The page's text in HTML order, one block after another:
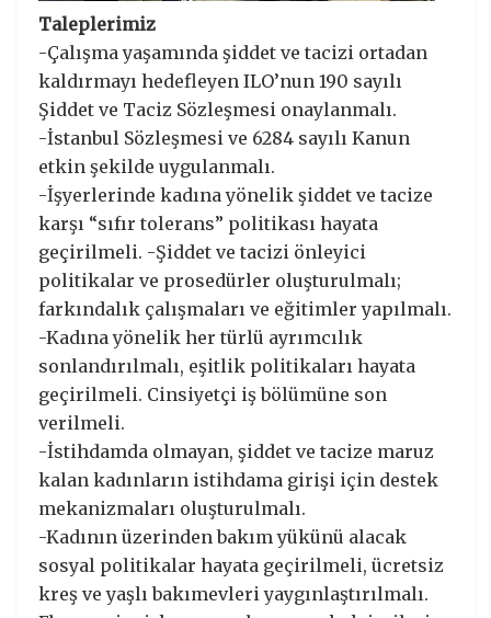
Taleplerimiz
-Çalışma yaşamında şiddet ve tacizi ortadan
kaldırmayı hedefleyen ILO’nun 190 sayılı
Şiddet ve Taciz Sözleşmesi onaylanmalı.
-İstanbul Sözleşmesi ve 6284 sayılı Kanun
etkin şekilde uygulanmalı.
-İşyerlerinde kadına yönelik şiddet ve tacize
karşı “sıfır tolerans” politikası hayata
geçirilmeli. -Şiddet ve tacizi önleyici
politikalar ve prosedürler oluşturulmalı;
farkındalık çalışmaları ve eğitimler yapılmalı.
-Kadına yönelik her türlü ayrımcılık
sonlandırılmalı, eşitlik politikaları hayata
geçirilmeli. Cinsiyetçi iş bölümüne son
verilmeli.
-İstihdamda olmayan, şiddet ve tacize maruz
kalan kadınların istihdama girişi için destek
mekanizmaları oluşturulmalı.
-Kadının üzerinden bakım yükünü alacak
sosyal politikalar hayata geçirilmeli, ücretsiz
kreş ve yaşlı bakımevleri yaygınlaştırılmalı.